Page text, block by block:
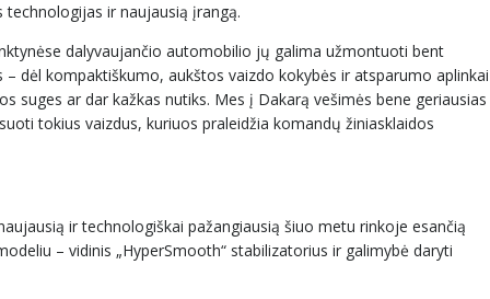
ir naujausią įrangą.
dalyvaujančio automobilio jų galima užmontuoti bent
dėl kompaktiškumo, aukštos vaizdo kokybės ir atsparumo aplinkai
suges ar dar kažkas nutiks. Mes į Dakarą vešimės bene geriausias
tokius vaizdus, kuriuos praleidžia komandų žiniasklaidos
ir technologiškai pažangiausią šiuo metu rinkoje esančią
– vidinis „HyperSmooth“ stabilizatorius ir galimybė daryti